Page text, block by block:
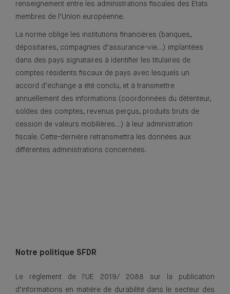
renseignement entre les administrations fiscales des Etats
membres de l’Union européenne.
La norme oblige les institutions financières (banques,
dépositaires, compagnies d’assurance-vie…) implantées
dans des pays signataires à identifier les titulaires de
comptes résidents fiscaux de pays avec lesquels un
accord d’échange a été conclu, et à transmettre
annuellement des informations (coordonnées du détenteur,
soldes des comptes, revenus perçus, produits bruts de
cession de valeurs mobilières…) à leur administration
fiscale. Cette-dernière retransmettra les données aux
différentes administrations concernées.
Notre politique SFDR
Le règlement de l'UE 2019/ 2088 sur la publication
d’informations en matière de durabilité dans le secteur des